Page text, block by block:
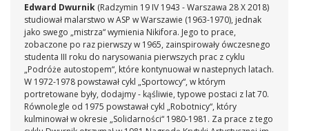
Edward Dwurnik (Radzymin 19 IV 1943 - Warszawa 28 X 2018)
studiował malarstwo w ASP w Warszawie (1963-1970), jednak
jako swego „mistrza“ wymienia Nikifora. Jego to prace,
zobaczone po raz pierwszy w 1965, zainspirowały ówczesnego
studenta III roku do narysowania pierwszych prac z cyklu
„Podróże autostopem“, które kontynuował w nastepnych latach.
W 1972-1978 powstawał cykl „Sportowcy“, w którym
portretowane były, dodajmy - kąśliwie, typowe postaci z lat 70.
Równolegle od 1975 powstawał cykl „Robotnicy“, który
kulminował w okresie „Solidarności“ 1980-1981. Za prace z tego